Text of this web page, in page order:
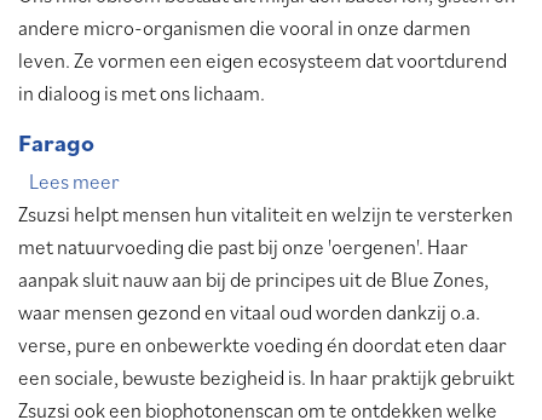
andere micro-organismen die vooral in onze darmen
leven. Ze vormen een eigen ecosysteem dat voortdurend
in dialoog is met ons lichaam.
Farago
Lees meerover
Farago
Zsuzsi helpt mensen hun vitaliteit en welzijn te versterken
met natuurvoeding die past bij onze 'oergenen'. Haar
aanpak sluit nauw aan bij de principes uit de Blue Zones,
waar mensen gezond en vitaal oud worden dankzij o.a.
verse, pure en onbewerkte voeding én doordat eten daar
een sociale, bewuste bezigheid is. In haar praktijk gebruikt
Zsuzsi ook een biophotonenscan om te ontdekken welke